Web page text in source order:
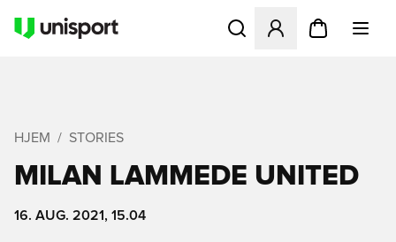
Åbner en Modal til at
HJEM STORIES
MILAN LAMMEDE UNITED
16. AUG. 2021, 15.04